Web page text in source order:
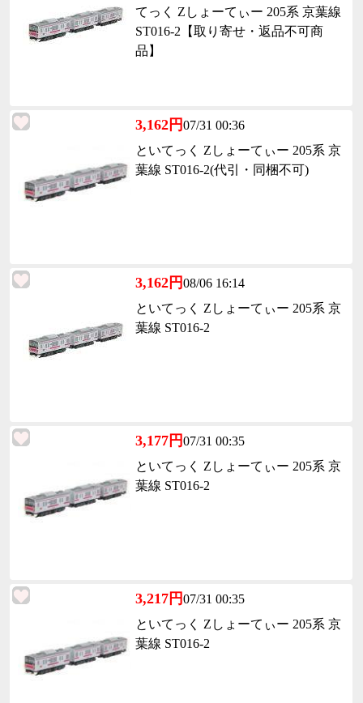
てっく Zしょーてぃー 205系 京葉線
ST016-2【取り寄せ・返品不可商
品】
3,162円07/31 00:36
といてっく Zしょーてぃー 205系 京
葉線 ST016-2(代引・同梱不可)
3,162円08/06 16:14
といてっく Zしょーてぃー 205系 京
葉線 ST016-2
3,177円07/31 00:35
といてっく Zしょーてぃー 205系 京
葉線 ST016-2
3,217円07/31 00:35
といてっく Zしょーてぃー 205系 京
葉線 ST016-2